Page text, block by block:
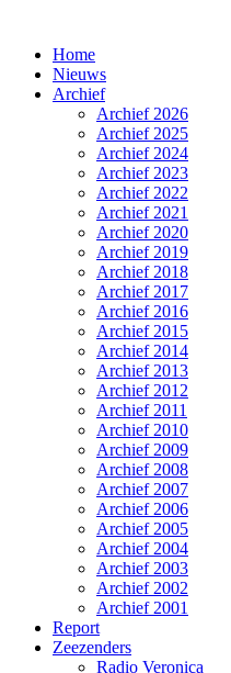
Home
Nieuws
Archief
Archief 2026
Archief 2025
Archief 2024
Archief 2023
Archief 2022
Archief 2021
Archief 2020
Archief 2019
Archief 2018
Archief 2017
Archief 2016
Archief 2015
Archief 2014
Archief 2013
Archief 2012
Archief 2011
Archief 2010
Archief 2009
Archief 2008
Archief 2007
Archief 2006
Archief 2005
Archief 2004
Archief 2003
Archief 2002
Archief 2001
Report
Zeezenders
Radio Veronica